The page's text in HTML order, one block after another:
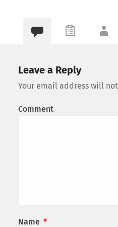
Leave a Reply
Your email address will
Comment
Name *